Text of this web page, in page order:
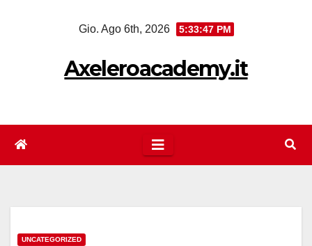
Gio. Ago 6th, 2026 5:33:48 PM
Axeleroacademy.it
UNCATEGORIZED